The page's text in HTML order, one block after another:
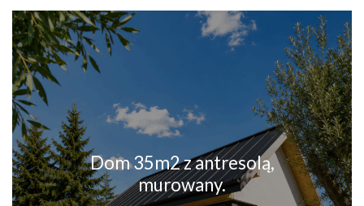
Dom 35m2 z antresolą,
murowany.